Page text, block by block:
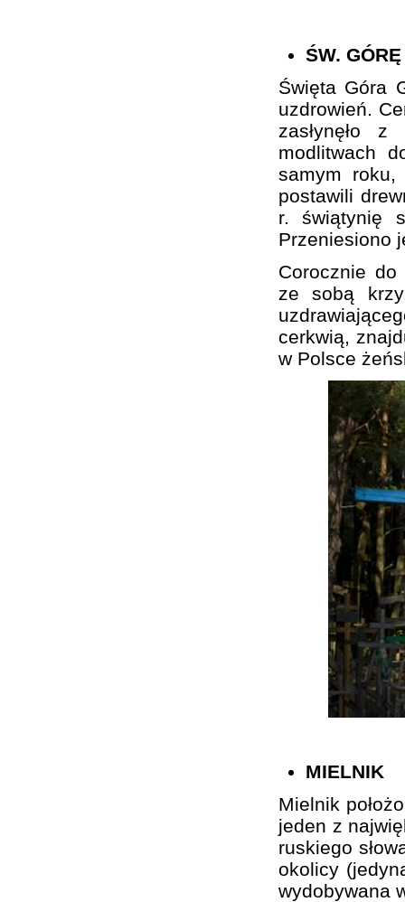
ŚW.
Święta Góra
uzdrowień.
zasłynęło
modlitwach
samym roku,
postawili
r. świątynię
Przeniesiono
Corocznie
ze sobą
cerkwią,
w Polsce
MIELNIK
Mielnik
jeden z
ruskiego
okolicy
wydobywana